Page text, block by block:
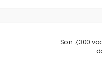
Son 7,300